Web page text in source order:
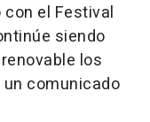
con el Festival
siendo
los
comunicado